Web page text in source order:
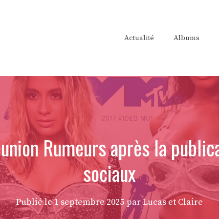
Actualité Albums
Rumeurs après la
sociaux
Publié le1 septembre 2025 par Lucas et Claire